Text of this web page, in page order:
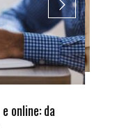
nella settima edizione